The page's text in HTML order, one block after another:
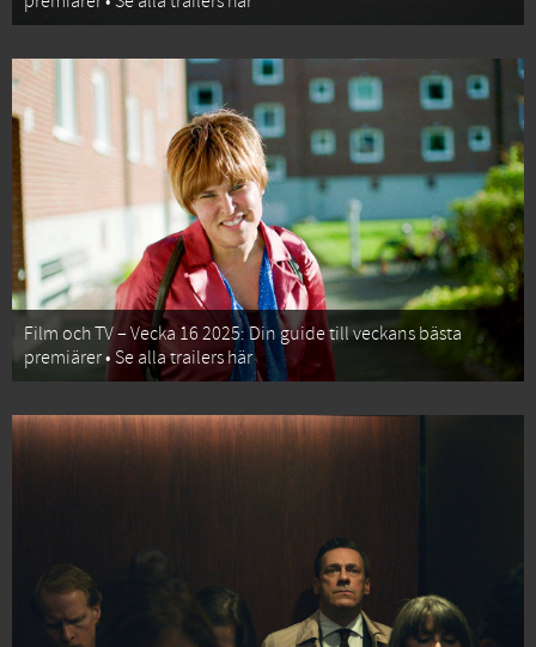
Film och TV – Vecka 16 2025: Din guide till veckans bästa
premiärer • Se alla trailers här